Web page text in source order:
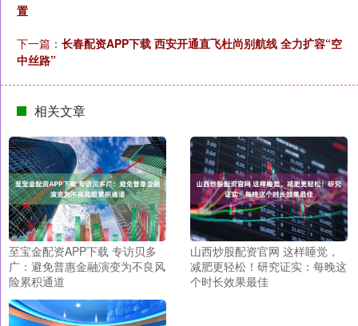
置
下一篇： 长春配资APP下载 西安开通直飞杜尚别航线 全力扩容“空
中丝路”
相关文章
至宝金配资APP下载 专访贝多
广：避免普惠金融演变为不良风
险累积通道
山西炒股配资官网 这样睡觉，
减肥更轻松！研究证实：每晚这
个时长效果最佳